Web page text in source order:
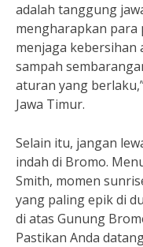
adalah tanggung
mengharapkan
menjaga kebersihan
sampah
aturan yang
Jawa Timur.
Selain itu, jangan
indah di Bromo.
Smith, momen
yang paling epik di
di atas Gunung
Pastikan Anda